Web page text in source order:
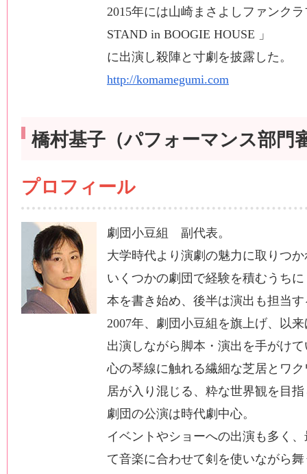
2015年には山崎まさよしファンク
STAND in BOOGIE HOUSE 」
に出演し殺陣と寸劇を披露した。
http://komamegumi.com
橋村基子（パフォーマンス部門
プロフィール
劇団小豆組 副代表。
大学時代より演劇の魅力に取りつ
いくつかの劇団で経験を積むうち
本を書き始め、後半は演出も担当
2007年、劇団小豆組を旗上げ、以
出演しながら脚本・演出を手がけ
心の琴線に触れる繊細な芝居とワ
居が入り混じる、粋な世界観を目
劇団の公演は時代劇中心。
イベントやショーへの出演も多く
て音楽に合わせて剣を使いながら